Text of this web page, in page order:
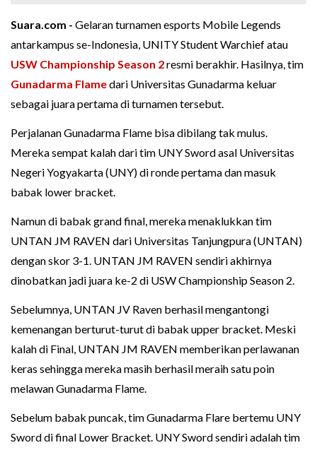
Suara.com - Gelaran turnamen esports Mobile Legends
antarkampus se-Indonesia, UNITY Student Warchief atau
USW Championship Season 2resmi berakhir. Hasilnya, tim
Gunadarma Flamedari Universitas Gunadarma keluar
sebagai juara pertama di turnamen tersebut.
Perjalanan Gunadarma Flame bisa dibilang tak mulus.
Mereka sempat kalah dari tim UNY Sword asal Universitas
Negeri Yogyakarta (UNY) di ronde pertama dan masuk
babak lower bracket.
Namun di babak grand final, mereka menaklukkan tim
UNTAN JM RAVEN dari Universitas Tanjungpura (UNTAN)
dengan skor 3-1. UNTAN JM RAVEN sendiri akhirnya
dinobatkan jadi juara ke-2 di USW Championship Season 2.
Sebelumnya, UNTAN JV Raven berhasil mengantongi
kemenangan berturut-turut di babak upper bracket. Meski
kalah di Final, UNTAN JM RAVEN memberikan perlawanan
keras sehingga mereka masih berhasil meraih satu poin
melawan Gunadarma Flame.
Sebelum babak puncak, tim Gunadarma Flare bertemu UNY
Sword di final Lower Bracket. UNY Sword sendiri adalah tim